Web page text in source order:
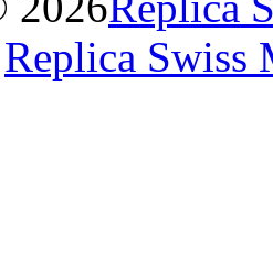
Replica Swiss